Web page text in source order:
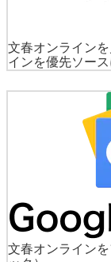
文春オンライン
インを優先ソース
文春オンライン